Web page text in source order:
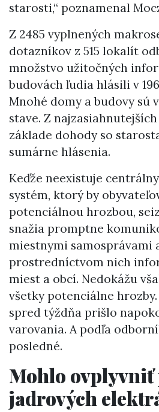
starosti,“ poznamenal
Z 2485 vyplnených
dotazníkov z 515 lokalít
množstvo užitočných
budovách ľudia hlásili v
Mnohé domy a budovy sú
stave. Z
základe dohody so
sumárne hlásenia.
Keďže neexistuje
systém, ktorý by
potenciálnou hrozbou,
snažia promptne
miestnymi samosprávami
prostredníctvom nich
miest a obcí. Nedokážu
všetky potenciálne
spred týždňa prišlo
varovania. A podľa
posledné.
Mohlo ovplyvniť
jadrových